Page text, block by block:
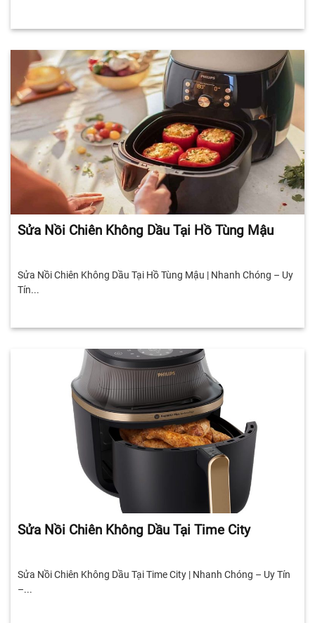
Sửa Nồi Chiên Không Dầu Tại Hồ Tùng Mậu
Sửa Nồi Chiên Không Dầu Tại Hồ Tùng Mậu | Nhanh Chóng – Uy
Tín...
Sửa Nồi Chiên Không Dầu Tại Time City
Sửa Nồi Chiên Không Dầu Tại Time City | Nhanh Chóng – Uy Tín
–...